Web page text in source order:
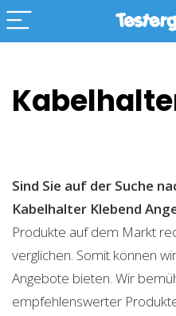
Sind Sie auf der Suche
Kabelhalter Klebend
Produkte auf dem Markt
verglichen. Somit können
Angebote bieten. Wir
empfehlenswerter